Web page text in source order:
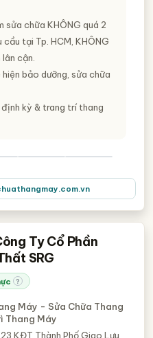
chữa KHÔNG quá 2
tại Tp. HCM, KHÔNG
cận.
bảo dưỡng, sửa chữa
kỳ & trang trí thang
Ty Cổ Phần
SRG
?
Máy - Sửa Chữa Thang
Thang Máy
KĐT Thành Phố Giao Lưu,